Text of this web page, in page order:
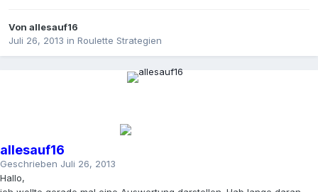
Von allesauf16
Juli 26, 2013 in Roulette Strategien
allesauf16
Geschrieben Juli 26, 2013
Hallo,